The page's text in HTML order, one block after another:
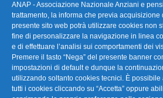
ANAP - Associazione Nazionale Anziani e
trattamento, la informa che previa acquisizione
presente sito web potrà utilizzare cookies non
fine di personalizzare la navigazione in linea
e di effettuare l’analisi sui comportamenti dei
Premere il tasto “Nega” del presente banner
impostazioni di default e dunque la
utilizzando soltanto cookies tecnici. È possibile
tutti i cookies cliccando su “Accetta” oppure
FAQ – Domande
La nostra Newsletter
Link Utili
TG Confartigianato